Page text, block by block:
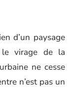
d’un paysage
virage de la
ne cesse
n’est pas un